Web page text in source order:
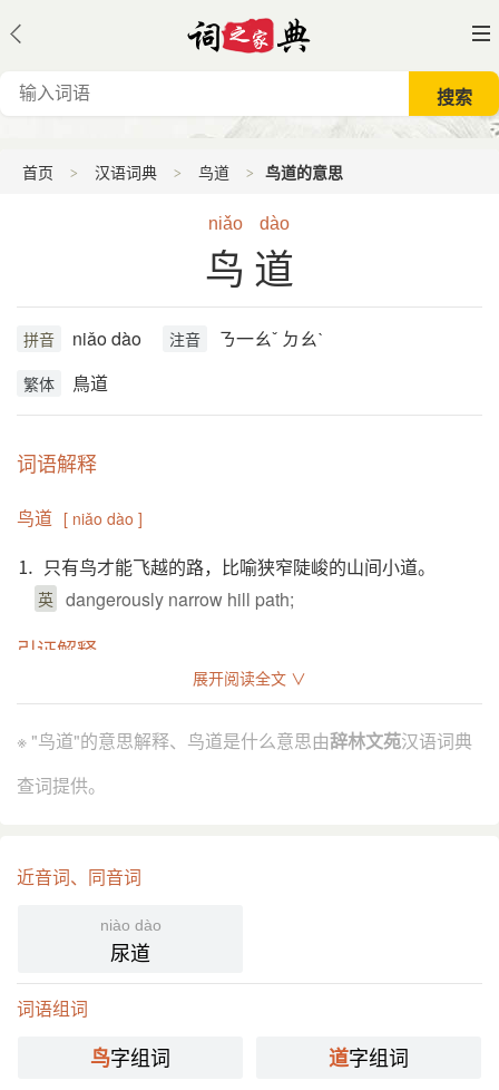
首页 汉语词典 鸟道 鸟道的意思
niǎo dào
鸟道
拼音 niǎo dào 注音 ㄋ一ㄠˇ ㄉㄠˋ
繁体 鳥道
词语解释
鸟道 [ niǎo dào ]
⒈ 只有鸟才能飞越的路，比喻狭窄陡峻的山间小道。
英 dangerously narrow hill path;
引证解释
⒈ 险峻狭窄的山路。
引 南朝 梁 沉约 《愍涂赋》：“依云边以知国，极鸟道以
瞻家。”
唐 李白 《蜀道难》诗：“西当 太白 有鸟道，可以横絶
国语辞典
[ niǎo dào ]
⒈ 只有飞鸟能经过的小路。比喻险绝的狭隘山道。
引
唐·李白〈蜀道难〉：「西当太白有鸟道，可以横绝峨
嵋巅。」
清·朱彝尊〈消息·千里重关〉词：「乱水滹沱，层霄
展开阅读全文 ∨
※ "鸟道"的意思解释、鸟道是什么意思由辞林文苑汉语词典
查词提供。
近音词、同音词
niào dào
尿道
词语组词
鸟字组词 道字组词